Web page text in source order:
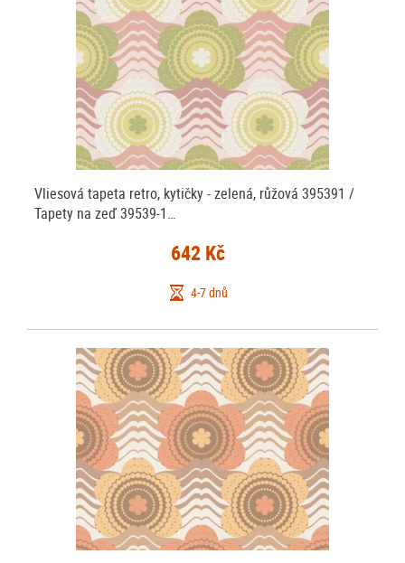
Vliesová tapeta retro, kytičky - zelená, růžová 395391 /
Tapety na zeď 39539-1…
642 Kč
4-7 dnů